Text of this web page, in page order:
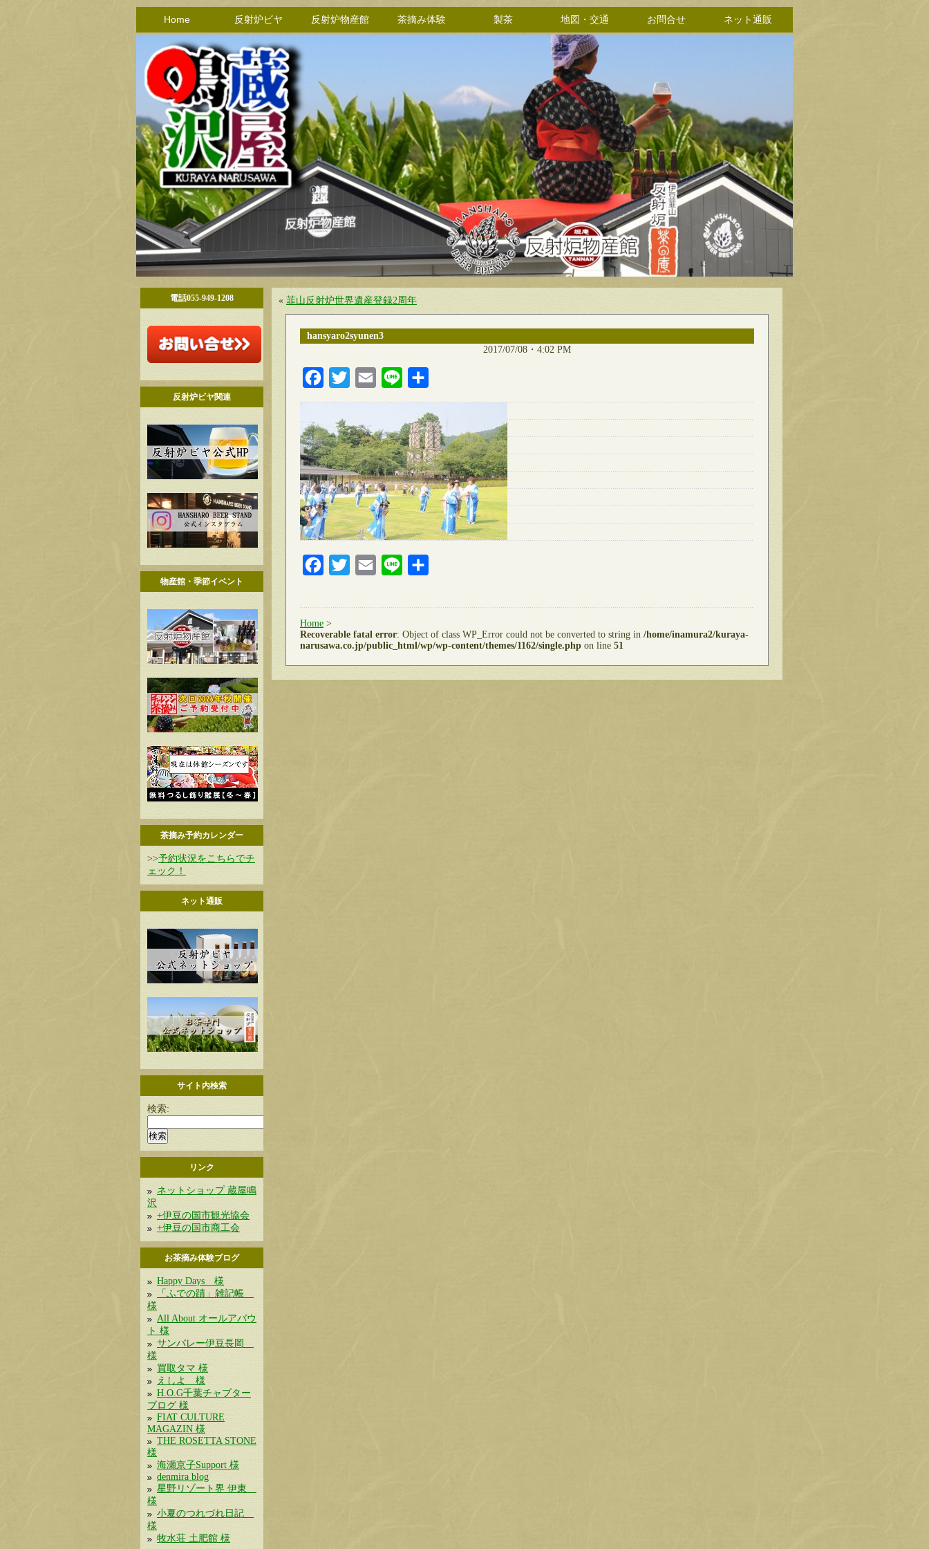
Home 反射炉ビヤ 反射炉物産館 茶摘み体験 製茶 地図・交通 お問合せ ネット通販
電話055-949-1208
反射炉ビヤ関連
物産館・季節イベント
茶摘み予約カレンダー
>>予約状況をこちらでチ
ェック！
ネット通販
サイト内検索
検索:
リンク
ネットショップ 蔵屋鳴
沢
+伊豆の国市観光協会
+伊豆の国市商工会
お茶摘み体験ブログ
Happy Days 様
「ふでの蹟」雑記帳
様
All About オールアバウ
ト 様
サンバレー伊豆長岡
様
買取タマ 様
えしよ 様
H.O.G千葉チャプター
ブログ 様
FIAT CULTURE
MAGAZIN 様
THE ROSETTA STONE
様
海瀬京子Support 様
denmira blog
星野リゾート界 伊東
様
小夏のつれづれ日記
様
牧水荘 土肥館 様
« 韮山反射炉世界遺産登録2周年
hansyaro2syunen3
2017/07/08・4:02 PM
FacebookTwitter Email Line
FacebookTwitter Email Line
Home >
Recoverable fatal error: Object of class WP_Error could not be converted to string in /home/inamura2/kuraya-
narusawa.co.jp/public_html/wp/wp-content/themes/1162/single.php on line 51